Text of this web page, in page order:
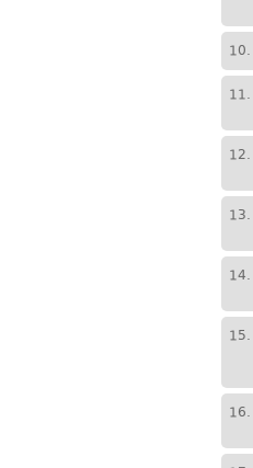
10.
11.
12.
13.
14.
15.
16.